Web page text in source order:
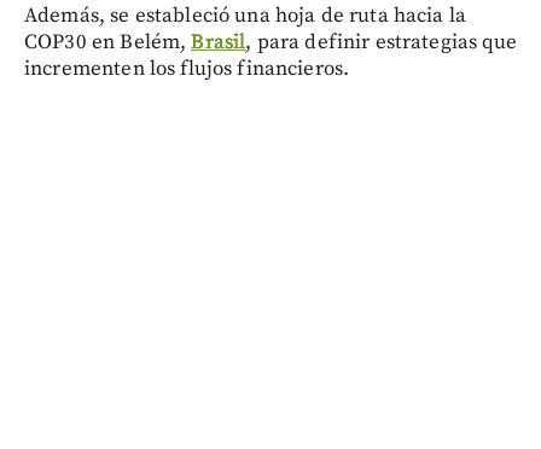
Además, se estableció una hoja de ruta hacia la
COP30 en Belém,Brasil, para definir estrategias que
incrementen los flujos financieros.